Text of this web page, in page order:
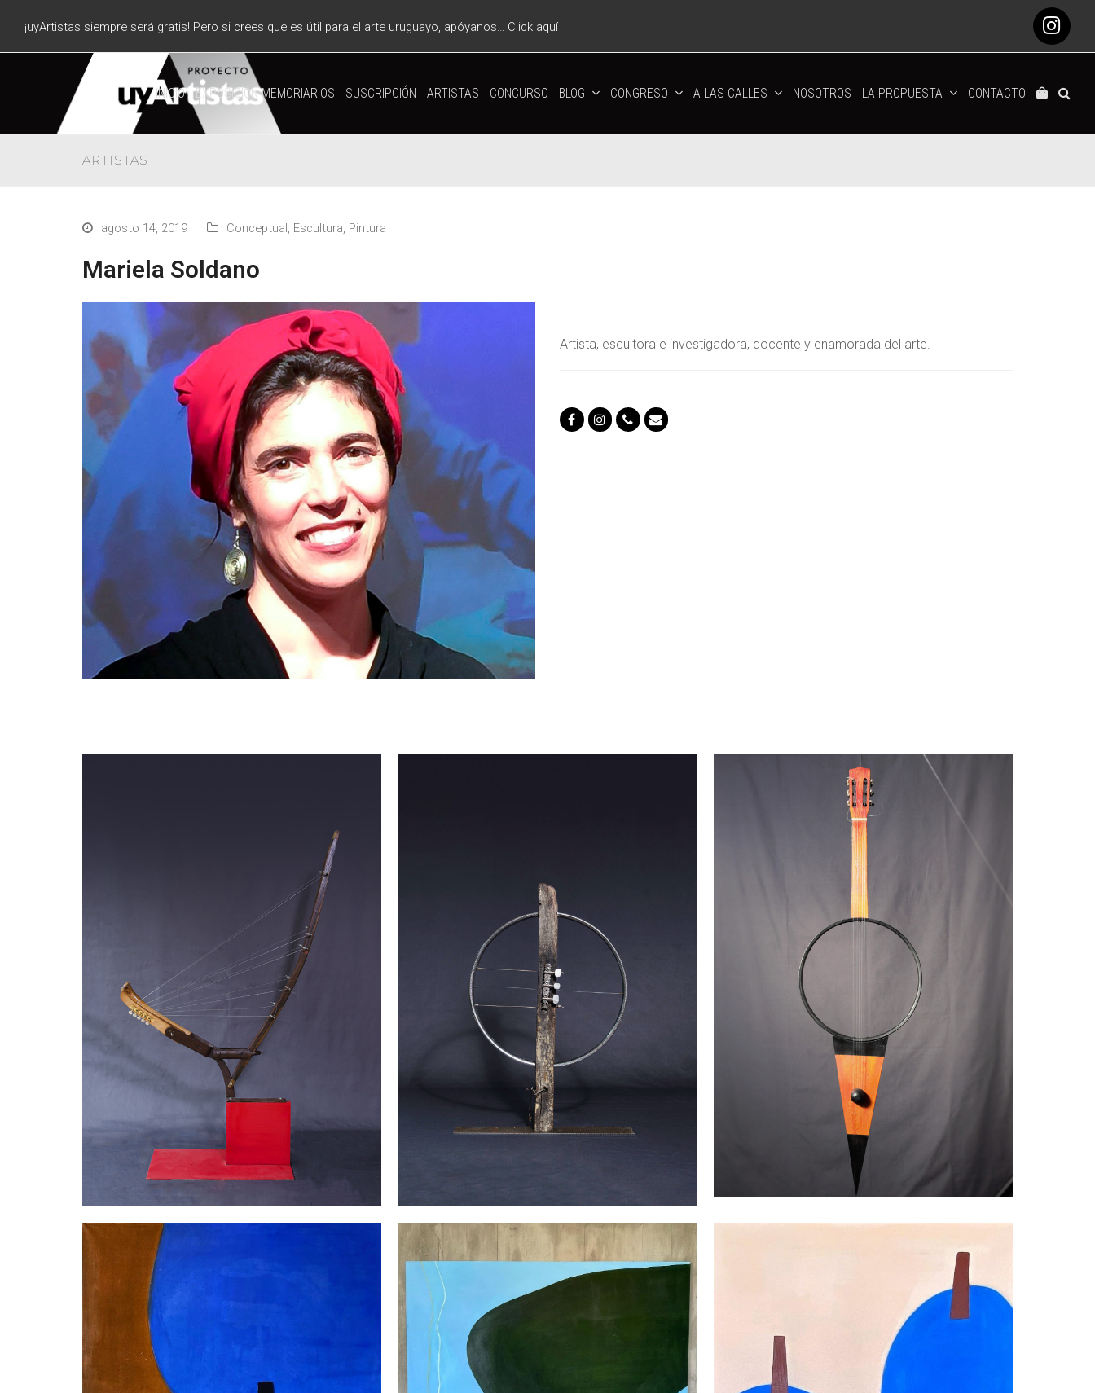
¡uyArtistas siempre será gratis! Pero si crees que es útil para el arte uruguayo, apóyanos… Click aquí
INICIO EXPOSICIÓN MEMORIARIOS SUSCRIPCIÓN ARTISTAS CONCURSO BLOG CONGRESO A LAS CALLES NOSOTROS LA PROPUESTA CONTACTO
ARTISTAS
agosto 14, 2019 Conceptual, Escultura, Pintura
Mariela Soldano
Artista, escultora e investigadora, docente y enamorada del arte.
Facebook
Instagram
NúmeroCorreo